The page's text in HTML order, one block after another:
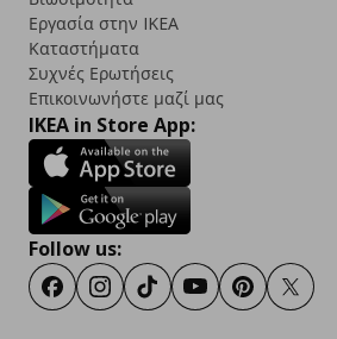
Εργασία στην IKEA
Καταστήματα
Συχνές Ερωτήσεις
Επικοινωνήστε μαζί μας
IKEA in Store App:
Follow us:
FacebookInstagram
TikTokYoutubePinterestTwitter